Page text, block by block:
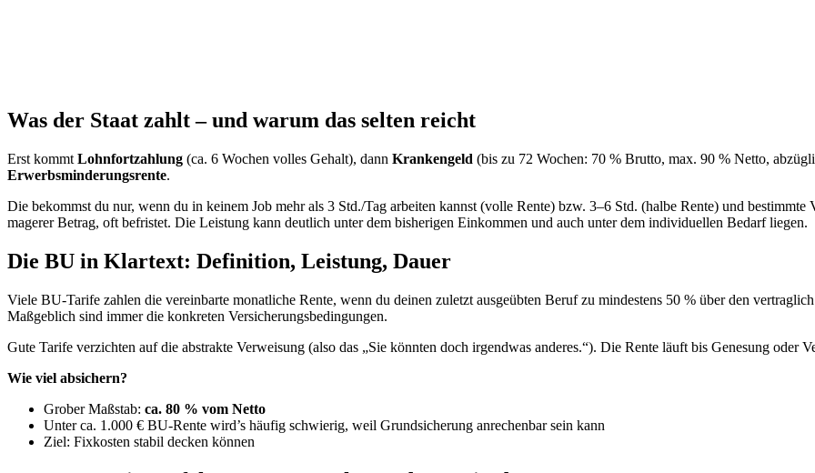
Was der Staat zahlt – und warum das selten reicht
Erst kommt Lohnfortzahlung (ca. 6 Wochen volles Gehalt), dann Krankengeld (bis zu 72 Wochen: 70 % Brutto, max. 90 % Netto,
Erwerbsminderungsrente.
Die bekommst du nur, wenn du in keinem Job mehr als 3 Std./Tag arbeiten kannst (volle Rente) bzw. 3–6 Std. (halbe Rente) und
magerer Betrag, oft befristet. Die Leistung kann deutlich unter dem bisherigen Einkommen und auch unter dem individuellen Bedarf liegen.
Die BU in Klartext: Definition, Leistung, Dauer
Viele BU-Tarife zahlen die vereinbarte monatliche Rente, wenn du deinen zuletzt ausgeübten Beruf zu mindestens 50 % über den
Maßgeblich sind immer die konkreten Versicherungsbedingungen.
Gute Tarife verzichten auf die abstrakte Verweisung (also das „Sie könnten doch irgendwas anderes.“). Die Rente läuft bis Genesung oder
Wie viel absichern?
Grober Maßstab: ca. 80 % vom Netto
Unter ca. 1.000 € BU-Rente wird’s häufig schwierig, weil Grundsicherung anrechenbar sein kann
Ziel: Fixkosten stabil decken können